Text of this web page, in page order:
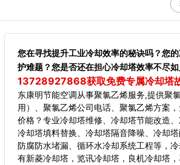
您在寻找提升工业冷却效率的秘诀吗？您
护难题？您是否还在担心冷却塔效率不尽
13728927868获取免费专属冷却塔故
东康明节能空调从事聚氯乙烯服务,提供聚
用）、聚氯乙烯公司电话、聚氯乙烯方案
价格？专业冷却塔维修、冷却塔节能改造、
冷却塔填料替换、冷却塔隔音降噪、冷却
防腐防水堵漏、循环水冷却系统工程等，
有新菱冷却塔，览讯冷却塔，良机冷却塔